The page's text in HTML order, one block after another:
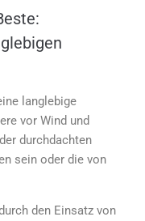
langlebige
vor Wind und
durchdachten
sein oder die von
den Einsatz von